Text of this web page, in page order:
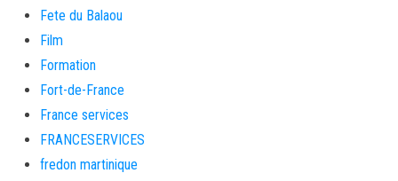
Fete du Balaou
Film
Formation
Fort-de-France
France services
FRANCESERVICES
fredon martinique